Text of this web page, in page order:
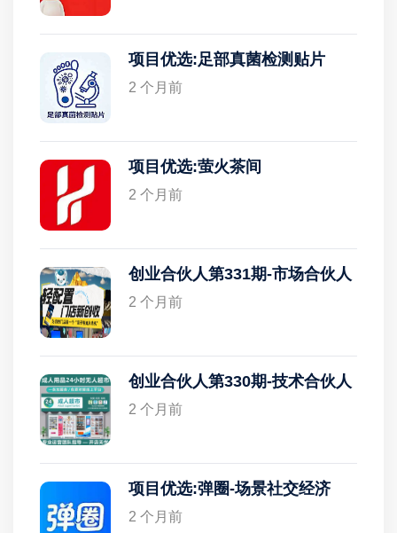
项目优选:足部真菌检测贴片
2 个月前
项目优选:萤火茶间
2 个月前
创业合伙人第331期-市场合伙人
2 个月前
创业合伙人第330期-技术合伙人
2 个月前
项目优选:弹圈-场景社交经济
2 个月前